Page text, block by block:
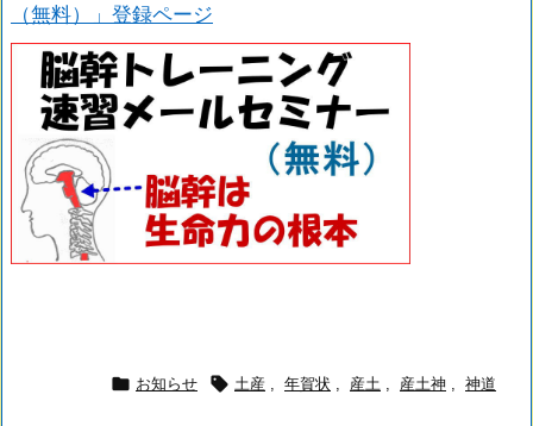
（無料）」登録ページ
 お知らせ  土産 , 年賀状 , 産土 , 産土神 , 神道